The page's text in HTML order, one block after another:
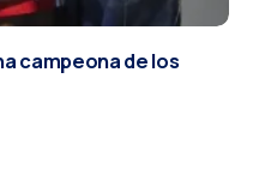
campeona de los